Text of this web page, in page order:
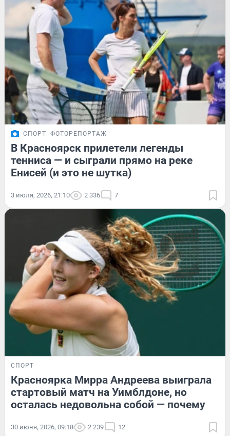
СПОРТ ФОТОРЕПОРТАЖ
В Красноярск прилетели легенды
тенниса — и сыграли прямо на реке
Енисей (и это не шутка)
3 июля, 2026, 21:10 2 336 7
СПОРТ
Красноярка Мирра Андреева выиграла
стартовый матч на Уимблдоне, но
осталась недовольна собой — почему
30 июня, 2026, 09:18 2 239 12